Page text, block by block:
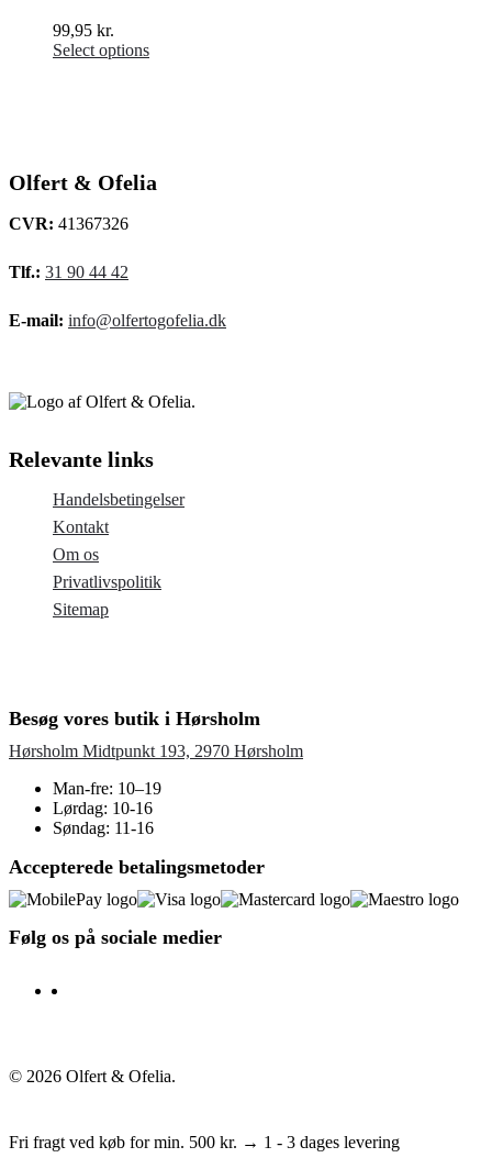
99,95 kr.
Select options
Olfert & Ofelia
CVR: 41367326
Tlf.: 31 90 44 42
E-mail: info@olfertogofelia.dk
Relevante links
Handelsbetingelser
Kontakt
Om os
Privatlivspolitik
Sitemap
Besøg vores butik i Hørsholm
Hørsholm Midtpunkt 193, 2970 Hørsholm
Man-fre: 10–19
Lørdag: 10-16
Søndag: 11-16
Accepterede betalingsmetoder
Følg os på sociale medier
© 2026 Olfert & Ofelia.
Close
Fri fragt ved køb for min. 500 kr. → 1 - 3 dages levering